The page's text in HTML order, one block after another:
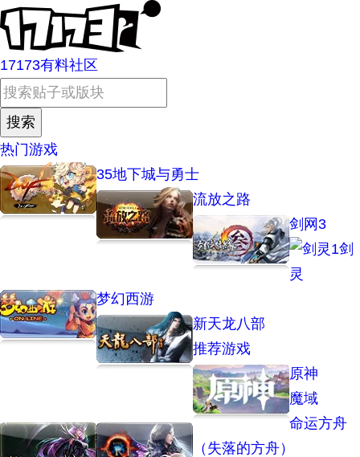
17173有料社区
热门游戏
35地下城与勇士
流放之路
剑网3
1剑
灵
梦幻西游
新天龙八部
推荐游戏
原神
魔域
命运方舟
（失落的方舟）